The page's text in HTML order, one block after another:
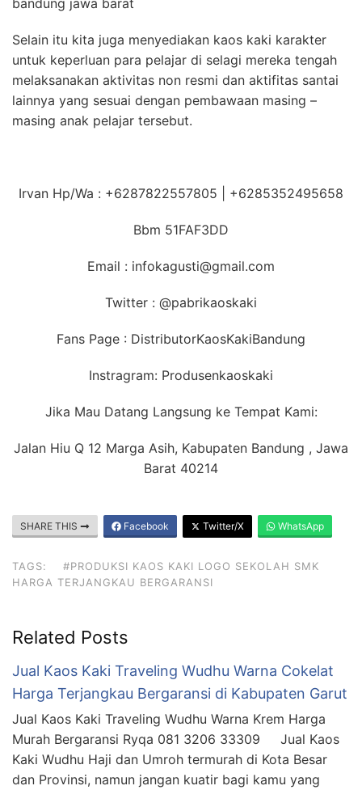
Selain itu kita juga menyediakan kaos kaki karakter
untuk keperluan para pelajar di selagi mereka tengah
melaksanakan aktivitas non resmi dan aktifitas santai
lainnya yang sesuai dengan pembawaan masing –
masing anak pelajar tersebut.
Irvan Hp/Wa : +6287822557805 | +6285352495658
Bbm 51FAF3DD
Email : infokagusti@gmail.com
Twitter : @pabrikaoskaki
Fans Page : DistributorKaosKakiBandung
Instragram: Produsenkaoskaki
Jika Mau Datang Langsung ke Tempat Kami:
Jalan Hiu Q 12 Marga Asih, Kabupaten Bandung , Jawa
Barat 40214
SHARE THIS Facebook Twitter/X WhatsApp
TAGS:
#PRODUKSI KAOS KAKI LOGO SEKOLAH SMK
HARGA TERJANGKAU BERGARANSI
Related Posts
Jual Kaos Kaki Traveling Wudhu Warna Cokelat
Harga Terjangkau Bergaransi di Kabupaten Garut
Jual Kaos Kaki Traveling Wudhu Warna Krem Harga
Murah Bergaransi Ryqa 081 3206 33309 Jual Kaos
Kaki Wudhu Haji dan Umroh termurah di Kota Besar
dan Provinsi, namun jangan kuatir bagi kamu yang